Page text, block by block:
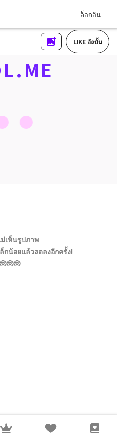
ล็อกอิน
LIKE อัลบั้ม
เห็นรูปภาพ
กน้อยแล้วลดลงอีกครั้ง!